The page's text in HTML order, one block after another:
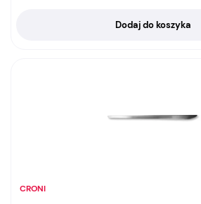
Dodaj do koszyka
CRONI